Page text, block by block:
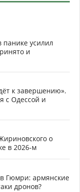
панике усилил
и
к завершению».
с Одессой и
о
в 2026-м
Гюмри: армянские
дронов?